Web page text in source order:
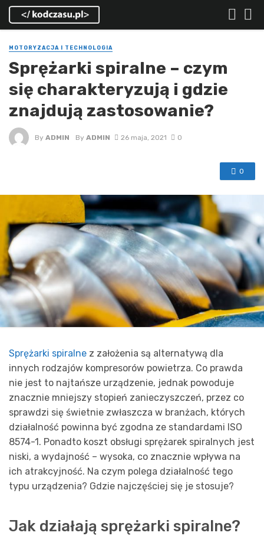
MOTORYZACJA I TECHNOLOGIA
Sprężarki spiralne – czym
się charakteryzują i gdzie
znajdują zastosowanie?
By ADMIN ByADMIN 26 maja, 2021 0
0
Sprężarki spiralne z założenia są alternatywą dla
innych rodzajów kompresorów powietrza. Co prawda
nie jest to najtańsze urządzenie, jednak powoduje
znacznie mniejszy stopień zanieczyszczeń, przez co
sprawdzi się świetnie zwłaszcza w branżach, których
działalność powinna być zgodna ze standardami ISO
8574-1. Ponadto koszt obsługi sprężarek spiralnych jest
niski, a wydajność – wysoka, co znacznie wpływa na
ich atrakcyjność. Na czym polega działalność tego
typu urządzenia? Gdzie najczęściej się je stosuje?
Jak działają sprężarki spiralne?